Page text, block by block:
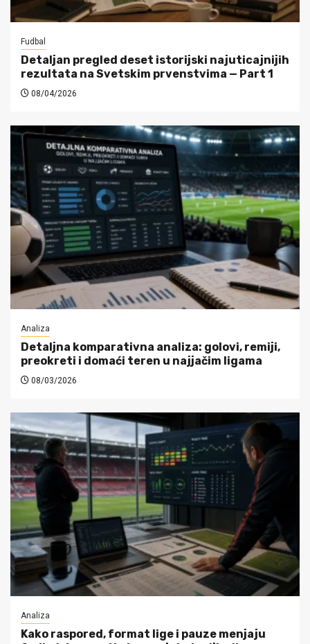
Fudbal
Detaljan pregled deset istorijski najuticajnijih
rezultata na Svetskim prvenstvima — Part 1
08/04/2026
Analiza
Detaljna komparativna analiza: golovi, remiji,
preokreti i domaći teren u najjačim ligama
08/03/2026
Analiza
Kako raspored, format lige i pauze menjaju